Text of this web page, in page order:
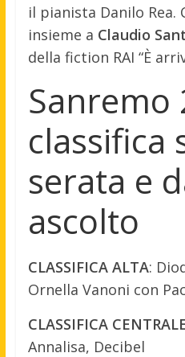
il pianista Danilo Rea.
insieme a Claudio
della fiction RAI “È
Sanremo
classifica
serata e
ascolto
CLASSIFICA ALTA:
Ornella Vanoni con
CLASSIFICA
Annalisa, Decibel